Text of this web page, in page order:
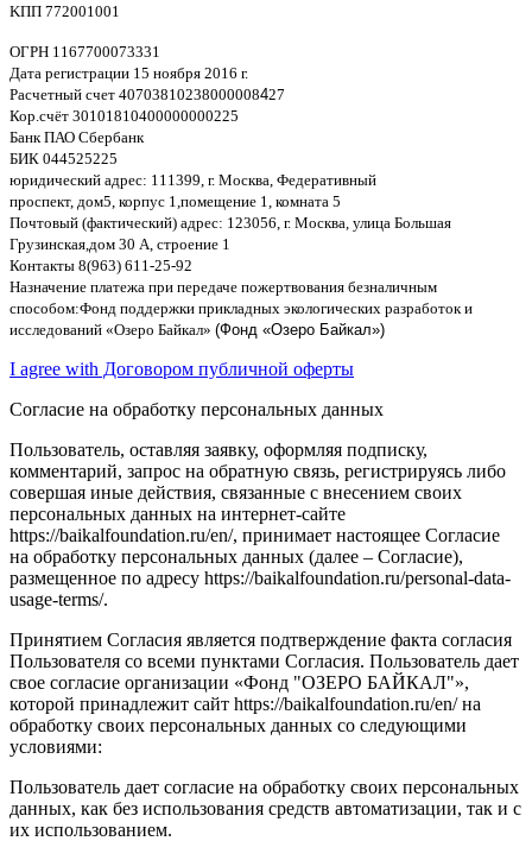
KПП 772001001
ОГРН 1167700073331
Дата регистрации 15 ноября 2016 г.
Расчетный счет 40703810238000008427
Кор счёт 30101810400000000225
Банк ПАО Сбербанк
БИК 044525225
юридический адрес: 111399, г. Москва Федеративный
проспект, дом5, корпус 1, помещение 1, комната 5
Почтовый (фактический) адрес: 123056, г. Москва улица Большая
Грузинская дом 30 А строение 1
Контакты 8(963) 611-25-92
Назначение платежа при передаче пожертвования безналичным
способом:Фонд поддержки прикладных экологических разработок и
исследований «Озеро Байкал» (Фонд «Озеро Байкал»)
I agree with Договором публичной оферты
Согласие на обработку персональных данных
Пользователь, оставляя заявку, оформляя подписку,
комментарий, запрос на обратную связь, регистрируясь либо
совершая иные действия, связанные с внесением своих
персональных данных на интернет-сайте
https://baikalfoundation.ru/en/, принимает настоящее Согласие
на обработку персональных данных (далее – Согласие),
размещенное по адресу https://baikalfoundation.ru/personal-data-
usage-terms/.
Принятием Согласия является подтверждение факта согласия
Пользователя со всеми пунктами Согласия. Пользователь дает
свое согласие организации «Фонд "ОЗЕРО БАЙКАЛ"»,
которой принадлежит сайт https://baikalfoundation.ru/en/ на
обработку своих персональных данных со следующими
условиями:
Пользователь дает согласие на обработку своих персональных
данных, как без использования средств автоматизации, так и с
их использованием.